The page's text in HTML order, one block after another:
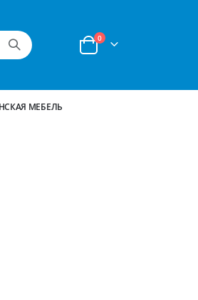
Корзина
0позиции
МЕБЕЛЬ